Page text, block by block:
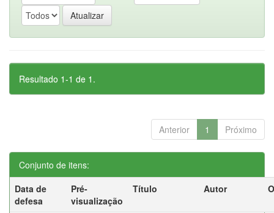
Resultado 1-1 de 1.
Anterior 1 Próximo
Conjunto de itens:
Data de
defesa
Pré-
visualização
Título Autor